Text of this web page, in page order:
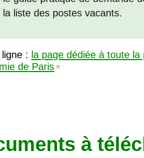
la liste des postes vacants.
: la page dédiée à toute
de Paris
à